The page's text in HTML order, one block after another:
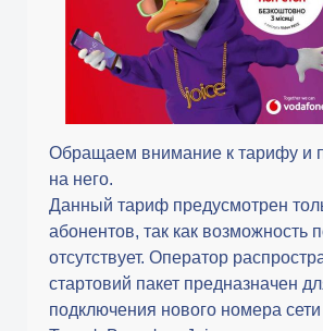
Обращаем внимание к тарифу и
на него.
Данный тариф предусмотрен
абонентов, так как возможность
отсутствует. Оператор
стартовий пакет предназначен
подключения нового номера